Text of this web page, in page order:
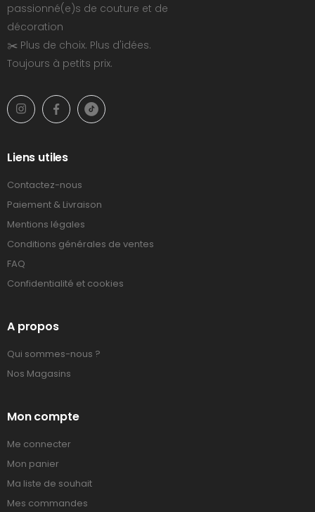
passionné(e)s de couture et de
décoration
✂️ Plus de choix. Plus d'idées.
Toujours à petits prix.
Liens utiles
Contactez-nous
Paiement & Livraison
Mentions légales
Conditions générales de ventes
FAQ
Confidentialité et cookies
A propos
Qui sommes-nous ?
Nos Magasins
Mon compte
Me connecter
Mon panier
Ma liste de souhait
Mes commandes